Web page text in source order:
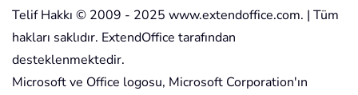
Telif Hakkı © 2009 - 2025 www.extendoffice.com. | Tüm
hakları saklıdır. ExtendOffice tarafından
desteklenmektedir.
Microsoft ve Office logosu, Microsoft Corporation'ın